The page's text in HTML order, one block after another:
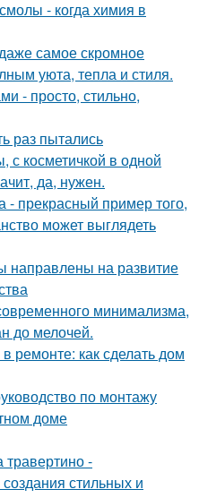
- когда химия в
самое скромное
уюта, тепла и стиля.
- просто, стильно,
раз пытались
с косметичкой в одной
да, нужен.
- прекрасный пример того,
может выглядеть
направлены на развитие
минимализма,
до мелочей.
ремонте: как сделать дом
по монтажу
доме
травертино -
стильных и